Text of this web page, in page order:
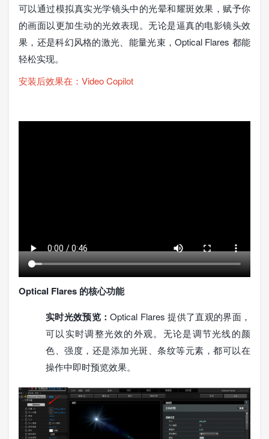
可以通过模拟真实光学镜头中的光晕和耀斑效果，赋予你
的画面以更加生动的光效表现。无论是逼真的电影镜头效
果，还是科幻风格的激光、能量光束，Optical Flares 都能
轻松实现。
安装后效果在：Video Copilot
Optical Flares 的核心功能
实时光效预览：Optical Flares 提供了直观的界面，
可以实时调整光效的外观。无论是调节光线的颜
色、强度，还是添加光斑、条纹等元素，都可以在
操作中即时预览效果。